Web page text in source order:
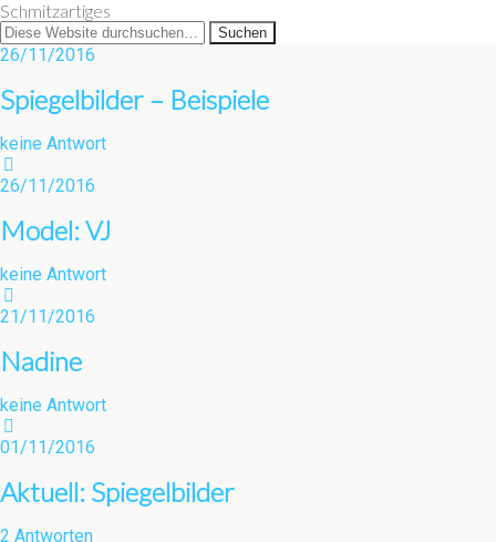
Schmitzartiges
26/11/2016
Spiegelbilder – Beispiele
keine Antwort
26/11/2016
Model: VJ
keine Antwort
21/11/2016
Nadine
keine Antwort
01/11/2016
Aktuell: Spiegelbilder
2 Antworten